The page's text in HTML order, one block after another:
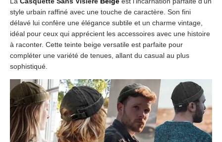
style urbain raffiné avec une touche de caractère. Son fini
délavé lui confère une élégance subtile et un charme vintage,
idéal pour ceux qui apprécient les accessoires avec une histoire
à raconter. Cette teinte beige versatile est parfaite pour
compléter une variété de tenues, allant du casual au plus
sophistiqué.